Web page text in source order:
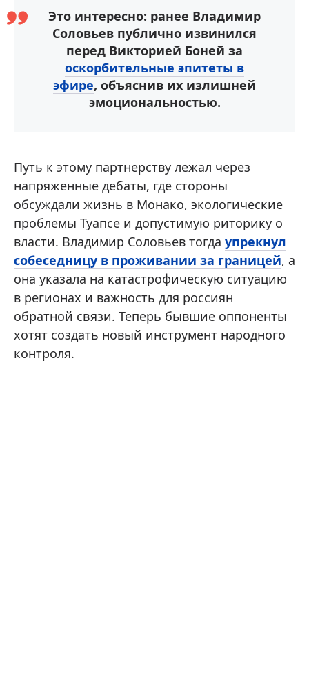
Это интересно: ранее Владимир
Соловьев публично извинился
перед Викторией Боней за
оскорбительные эпитеты в
эфире, объяснив их излишней
эмоциональностью.
Путь к этому партнерству лежал через
напряженные дебаты, где стороны
обсуждали жизнь в Монако, экологические
проблемы Туапсе и допустимую риторику о
власти. Владимир Соловьев тогда упрекнул
собеседницу в проживании за границей, а
она указала на катастрофическую ситуацию
в регионах и важность для россиян
обратной связи. Теперь бывшие оппоненты
хотят создать новый инструмент народного
контроля.